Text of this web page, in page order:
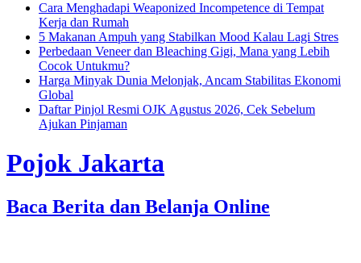
Cara Menghadapi Weaponized Incompetence di Tempat
Kerja dan Rumah
5 Makanan Ampuh yang Stabilkan Mood Kalau Lagi Stres
Perbedaan Veneer dan Bleaching Gigi, Mana yang Lebih
Cocok Untukmu?
Harga Minyak Dunia Melonjak, Ancam Stabilitas Ekonomi
Global
Daftar Pinjol Resmi OJK Agustus 2026, Cek Sebelum
Ajukan Pinjaman
Pojok Jakarta
Baca Berita dan Belanja Online